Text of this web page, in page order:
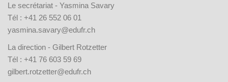
Le secrétariat - Yasmina Savary
Tél : +41 26 552 06 01
yasmina.savary@edufr.ch
La direction - Gilbert Rotzetter
Tél : +41 76 603 59 69
gilbert.rotzetter@edufr.ch